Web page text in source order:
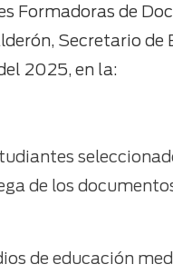
Formadoras de
Secretario de
2025, en la:
de los
de educación